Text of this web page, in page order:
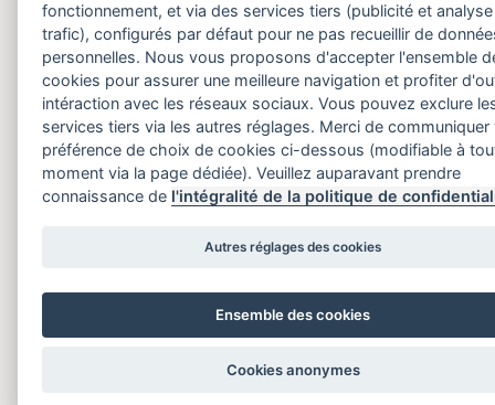
fonctionnement, et via des services tiers (publicité et
trafic), configurés par défaut pour ne pas recueillir de
personnelles. Nous vous proposons d'accepter l'ensemble
cookies pour assurer une meilleure navigation et profiter
intéraction avec les réseaux sociaux. Vous pouvez exclure
services tiers via les autres réglages. Merci de communiquer
préférence de choix de cookies ci-dessous (modifiable à
moment via la page dédiée). Veuillez auparavant prendre
connaissance de l'intégralité de la politique de
Autres réglages des cookies
Ensemble des cookies
Cookies anonymes